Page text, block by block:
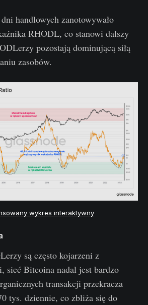
handlowych zanotowywało
RHODL, co stanowi dalszy
pozostają dominującą siłą
zasobów.
wykres interaktywny
są często kojarzeni z
sieć Bitcoina nadal jest bardzo
transakcji przekracza
tys. dziennie, co zbliża się do